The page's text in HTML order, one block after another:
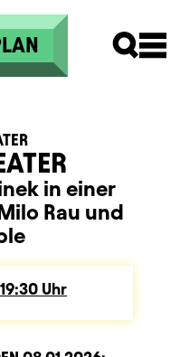
in einer
Rau und
19:30Uhr